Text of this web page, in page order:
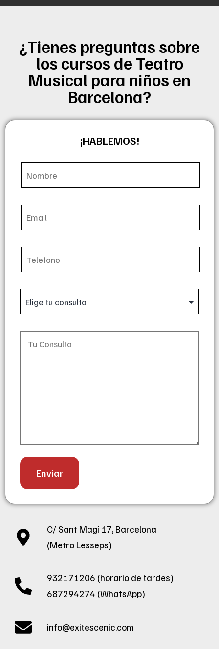
¿Tienes preguntas sobre
los cursos de Teatro
Musical para niños en
Barcelona?
¡HABLEMOS!
C/ Sant Magí 17, Barcelona
(Metro Lesseps)
932171206 (horario de tardes)
687294274 (WhatsApp)
info@exitescenic.com